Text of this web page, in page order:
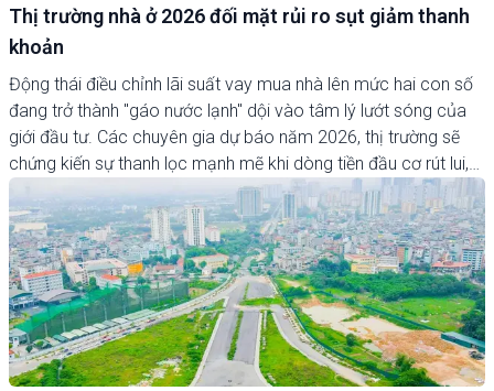
Thị trường nhà ở 2026 đối mặt rủi ro sụt giảm thanh
khoản
Động thái điều chỉnh lãi suất vay mua nhà lên mức hai con số
đang trở thành "gáo nước lạnh" dội vào tâm lý lướt sóng của
giới đầu tư. Các chuyên gia dự báo năm 2026, thị trường sẽ
chứng kiến sự thanh lọc mạnh mẽ khi dòng tiền đầu cơ rút lui,
để lại áp lực lớn lên thanh khoản do mặt bằng giá vẫn neo ở
ngưỡng kỷ lục.